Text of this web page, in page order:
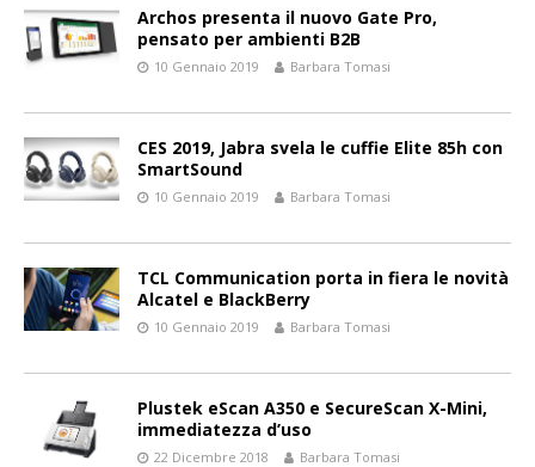
Archos presenta il nuovo Gate Pro,
pensato per ambienti B2B
10 Gennaio 2019 Barbara Tomasi
CES 2019, Jabra svela le cuffie Elite 85h con
SmartSound
10 Gennaio 2019 Barbara Tomasi
TCL Communication porta in fiera le novità
Alcatel e BlackBerry
10 Gennaio 2019 Barbara Tomasi
Plustek eScan A350 e SecureScan X-Mini,
immediatezza d’uso
22 Dicembre 2018 Barbara Tomasi